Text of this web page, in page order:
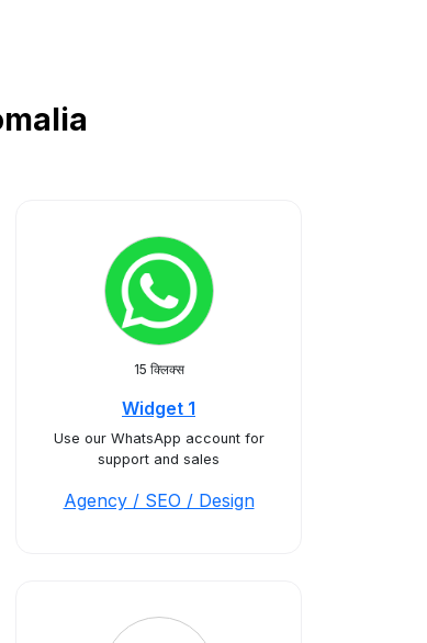
15 क्लिक्स
Widget 1
Use our WhatsApp account for
support and sales
Agency / SEO / Design